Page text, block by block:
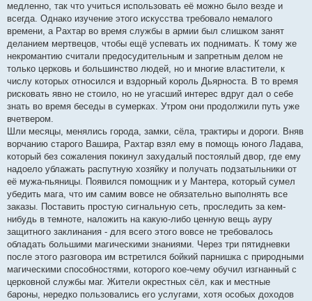
медленно, так что учиться использовать её можно было везде и
всегда. Однако изучение этого искусства требовало немалого
времени, а Рахтар во время службы в армии был слишком занят
деланием мертвецов, чтобы ещё успевать их поднимать. К тому же
некромантию считали предосудительным и запретным делом не
только церковь и большинство людей, но и многие властители, к
числу которых относился и вздорный король Дьярноста. В то время
рисковать явно не стоило, но не угасший интерес вдруг дал о себе
знать во время беседы в сумерках. Утром они продолжили путь уже
вчетвером.
Шли месяцы, менялись города, замки, сёла, трактиры и дороги. Вняв
ворчанию старого Вашира, Рахтар взял ему в помощь юного Ладава,
который без сожаления покинул захудалый постоялый двор, где ему
надоело ублажать распутную хозяйку и получать подзатыльники от
её мужа-пьяницы. Появился помощник и у Мантера, который сумел
убедить мага, что им самим вовсе не обязательно выполнять все
заказы. Поставить простую сигнальную сеть, проследить за кем-
нибудь в темноте, наложить на какую-либо ценную вещь ауру
защитного заклинания - для всего этого вовсе не требовалось
обладать большими магическими знаниями. Через три пятидневки
после этого разговора им встретился бойкий парнишка с природными
магическими способностями, которого кое-чему обучил изгнанный с
церковной службы маг. Жители окрестных сёл, как и местные
бароны, нередко пользовались его услугами, хотя особых доходов